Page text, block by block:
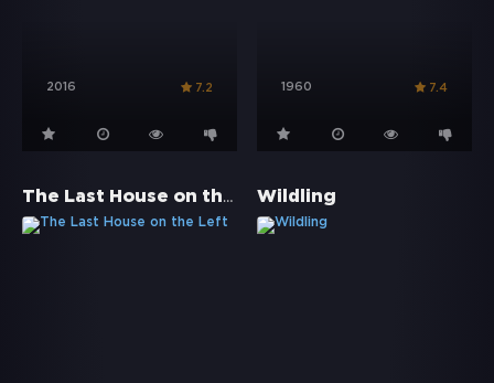
2016 7.2 1960 7.4
The Last House on the Left Wildling